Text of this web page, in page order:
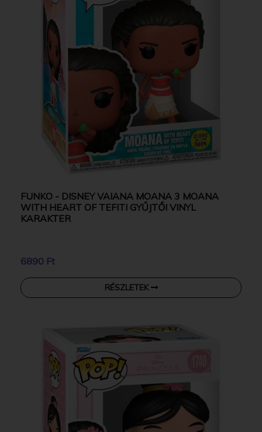
FUNKO - DISNEY VAIANA MOANA 3 MOANA
WITH HEART OF TEFITI GYŰJTŐI VINYL
KARAKTER
6890 Ft
RÉSZLETEK